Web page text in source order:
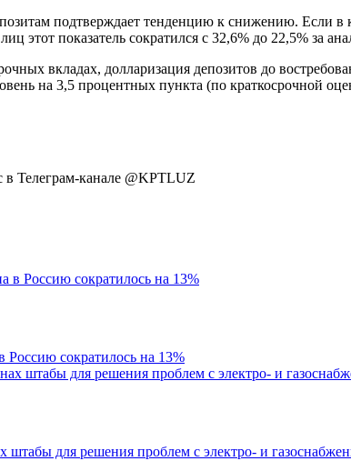
подтверждает тенденцию к снижению. Если в
этот показатель сократился с 32,6% до 22,5% за
вкладах, долларизация депозитов до
на 3,5 процентных пункта (по краткосрочной
Телеграм-канале @KPTLUZ
Россию сократилось на 13%
штабы для решения проблем с электро- и